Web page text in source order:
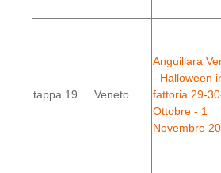
tappa 19 Veneto
Anguillara
- Halloween
fattoria 29-
Ottobre - 1
Novembre